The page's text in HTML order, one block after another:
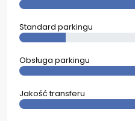
Standard parkingu
Obsługa parkingu
Jakość transferu